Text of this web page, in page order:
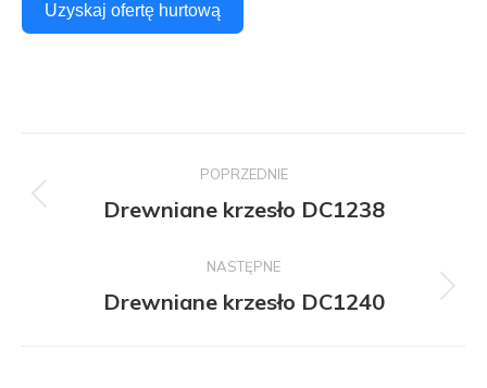
Uzyskaj ofertę hurtową
po
POPRZEDNIE
Poprzedni
Drewniane krzesło DC1238
NASTĘPNE
Następny
Drewniane krzesło DC1240